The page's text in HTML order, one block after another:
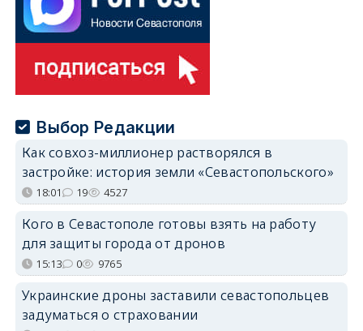
Выбор Редакции
Как совхоз-миллионер растворялся в
застройке: история земли «Севастопольского»
18:01 19 4527
Кого в Севастополе готовы взять на работу
для защиты города от дронов
15:13 0 9765
Украинские дроны заставили севастопольцев
задуматься о страховании